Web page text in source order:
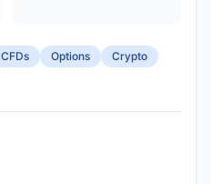
CFDs Options
Crypto